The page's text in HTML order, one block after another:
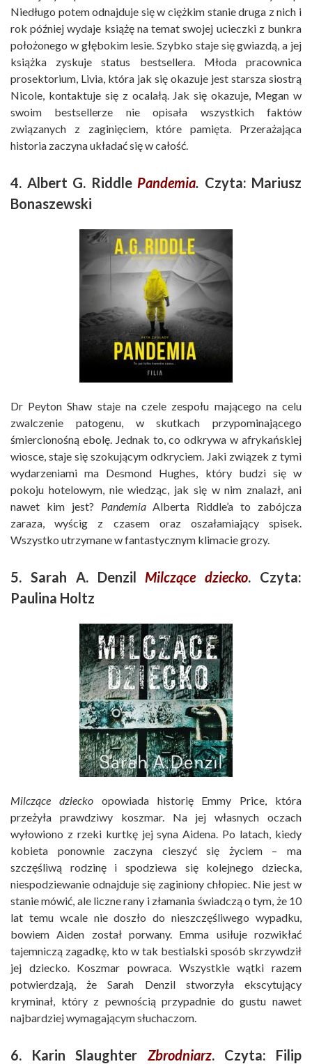
Niedługo potem odnajduje się w ciężkim stanie druga z nich i
rok później wydaje książę na temat swojej ucieczki z bunkra
położonego w głębokim lesie. Szybko staje się gwiazdą, a jej
książka zyskuje status bestsellera. Młoda pracownica
prosektorium, Livia, która jak się okazuje jest starsza siostrą
Nicole, kontaktuje się z ocalałą. Jak się okazuje, Megan w
swoim bestsellerze nie opisała wszystkich faktów
związanych z zaginięciem, które pamięta. Przerażająca
historia zaczyna układać się w całość.
4. Albert G. Riddle Pandemia. Czyta: Mariusz
Bonaszewski
Dr Peyton Shaw staje na czele zespołu mającego na celu
zwalczenie patogenu, w skutkach przypominającego
śmiercionośną ebolę. Jednak to, co odkrywa w afrykańskiej
wiosce, staje się szokującym odkryciem. Jaki związek z tymi
wydarzeniami ma Desmond Hughes, który budzi się w
pokoju hotelowym, nie wiedząc, jak się w nim znalazł, ani
nawet kim jest? PandemiaAlberta Riddle’a to zabójcza
zaraza, wyścig z czasem oraz oszałamiający spisek.
Wszystko utrzymane w fantastycznym klimacie grozy.
5. Sarah A. DenzilMilczące dziecko. Czyta:
Paulina Holtz
Milczące dzieckoopowiada historię Emmy Price, która
przeżyła prawdziwy koszmar. Na jej własnych oczach
wyłowiono z rzeki kurtkę jej syna Aidena. Po latach, kiedy
kobieta ponownie zaczyna cieszyć się życiem – ma
szczęśliwą rodzinę i spodziewa się kolejnego dziecka,
niespodziewanie odnajduje się zaginiony chłopiec. Nie jest w
stanie mówić, ale liczne rany i złamania świadczą o tym, że 10
lat temu wcale nie doszło do nieszczęśliwego wypadku,
bowiem Aiden został porwany. Emma usiłuje rozwikłać
tajemniczą zagadkę, kto w tak bestialski sposób skrzywdził
jej dziecko. Koszmar powraca. Wszystkie wątki razem
potwierdzają, że Sarah Denzil stworzyła ekscytujący
kryminał, który z pewnością przypadnie do gustu nawet
najbardziej wymagającym słuchaczom.
6. Karin Slaughter Zbrodniarz. Czyta: Filip